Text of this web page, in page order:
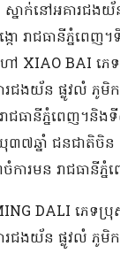
នាក់នៅអគារជងយ័
ោ រាជធានីភ្នំពេញ
XIAO BAI ភេ
រជងយ័ន ផ្លូវលំ ភូមិ
ាជធានីភ្នំពេញ។និង
៧ឆ្នាំ ជនជាតិចិន
ការមន រាជធានីភ្នំ
DALI ភេទប្
រជងយ័ន ផ្លូវលំ ភូមិ